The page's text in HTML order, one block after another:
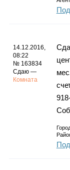
14.12.2016,
08:22
№ 163834
Сдаю —
Комната